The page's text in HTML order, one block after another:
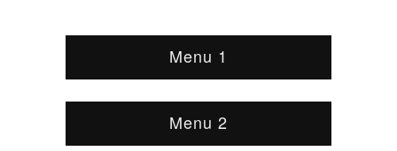
Menu 1
Menu 2